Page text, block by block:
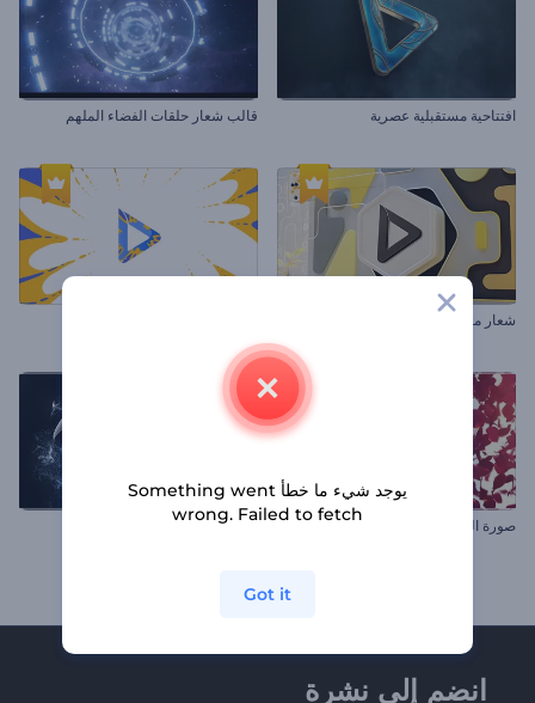
افتتاحية مستقبلية عصرية قالب شعار حلقات الفضاء الملهم
شعار مجرد بالإهتزاز
صورة البتلات المتساقطة الملهمة افتتاحية جهاز تحكم بالألعاب
انضم إلى نشرة
يوجد شيء ما خطأ Something went
wrong. Failed to fetch
Got it